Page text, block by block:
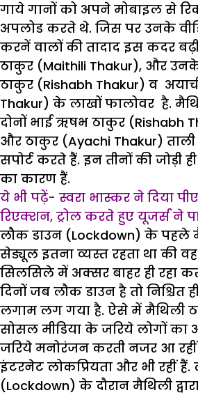
गाये गानों को अपने मोबाइल से
अपलोड करते थे. जिस पर उनके
करनें वालों की तादाद इस कदर
ठाकुर (Maithili Thakur), और
ठाकुर (Rishabh Thakur) व
Thakur) के लाखों फालोवर है.
दोनों भाई ऋषभ ठाकुर (Rishabh
और ठाकुर (Ayachi Thakur)
सपोर्ट करते हैं. इन तीनों की जोड़ी
का कारण हैं.
ये भी पढ़ें- स्वरा भास्कर ने दिया
रिएक्शन, ट्रोल करते हुए यूजर्स ने
लौक डाउन (Lockdown) के पहले
सेड्यूल इतना व्यस्त रहता था की
सिलसिले में अक्सर बाहर ही रहा
दिनों जब लौक डाउन है तो निश्चित
लगाम लग गया है. ऐसे में मैथिली
सोसल मीडिया के जरिये लोगों
जरिये मनोरंजन करती नजर आ रहीं
इंटरनेट लोकप्रियता और भी रहीं
(Lockdown) के दौरान मैथिली